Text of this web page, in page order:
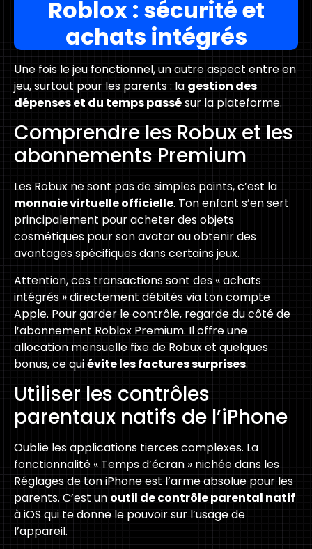
Roblox : sécurité et
achats intégrés
Une fois le jeu fonctionnel, un autre aspect entre en
jeu, surtout pour les parents : la gestion des
dépenses et du temps passésur la plateforme.
Comprendre les Robux et les
abonnements Premium
Les Robux ne sont pas de simples points, c’est la
monnaie virtuelle officielle. Ton enfant s’en sert
principalement pour acheter des objets
cosmétiques pour son avatar ou obtenir des
avantages spécifiques dans certains jeux.
Attention, ces transactions sont des « achats
intégrés » directement débités via ton compte
Apple. Pour garder le contrôle, regarde du côté de
l’abonnement Roblox Premium. Il offre une
allocation mensuelle fixe de Robux et quelques
bonus, ce quiévite les factures surprises.
Utiliser les contrôles
parentaux natifs de l’iPhone
Oublie les applications tierces complexes. La
fonctionnalité « Temps d’écran » nichée dans les
Réglages de ton iPhone est l’arme absolue pour les
parents. C’est un outil de contrôle parental natif
à iOS qui te donne le pouvoir sur l’usage de
l’appareil.